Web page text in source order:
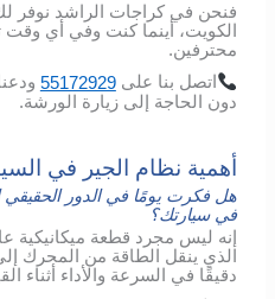
فنحن في كراجات الراشد نوفر
الكويت، أينما كنت وفي أي
محترفين.
اتصل بنا على55172929
دون الحاجة إلى زيارة الورشة.
أهمية نظام الجير في
هل فكرت يومًا في الدور الحقيقي
في سيارتك؟
إنه ليس مجرد قطعة ميكانيكية
الذي ينقل الطاقة من المحرك
دقيقًا في السرعة والأداء أثناء